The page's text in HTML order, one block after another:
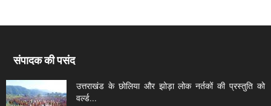
संपादक की पसंद
उत्तराखंड के छोलिया और झोड़ा लोक नर्तकों की प्रस्तुति को
वर्ल्ड...